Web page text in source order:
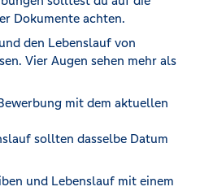
Dokumente achten.
den Lebenslauf von
Vier Augen sehen mehr als
mit dem aktuellen
sollten dasselbe Datum
und Lebenslauf mit einem